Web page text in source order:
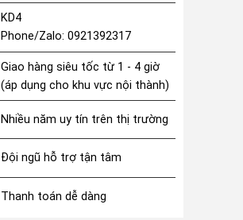
KD4
Phone/Zalo: 0921392317
Giao hàng siêu tốc từ 1 - 4 giờ
(áp dụng cho khu vực nội thành)
Nhiều năm uy tín trên thị trường
Đội ngũ hỗ trợ tận tâm
Thanh toán dễ dàng